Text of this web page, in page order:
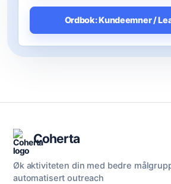
Ordbok: Kundeemner /
Coherta
Øk aktiviteten din med bedre
automatisert outreach